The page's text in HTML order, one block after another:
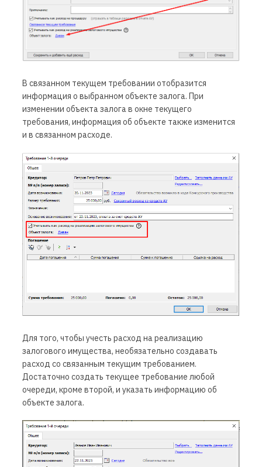
В связанном текущем требовании отобразится
информация о выбранном объекте залога. При
изменении объекта залога в окне текущего
требования, информация об объекте также изменится
и в связанном расходе.
Для того, чтобы учесть расход на реализацию
залогового имущества, необязательно создавать
расход со связанным текущим требованием.
Достаточно создать текущее требование любой
очереди, кроме второй, и указать информацию об
объекте залога.